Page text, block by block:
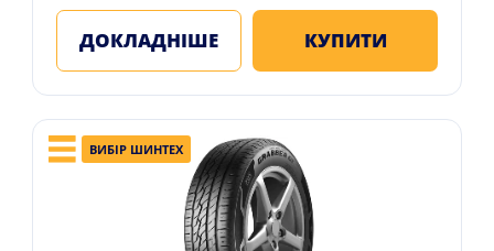
ДОКЛАДНІШЕ КУПИТИ
ВИБІР ШИНТЕХ